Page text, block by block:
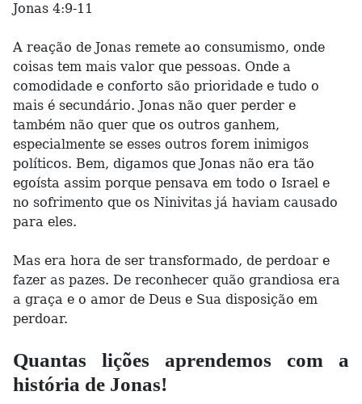
Jonas 4:9-11
A reação de Jonas remete ao consumismo, onde
coisas tem mais valor que pessoas. Onde a
comodidade e conforto são prioridade e tudo o
mais é secundário. Jonas não quer perder e
também não quer que os outros ganhem,
especialmente se esses outros forem inimigos
políticos. Bem, digamos que Jonas não era tão
egoísta assim porque pensava em todo o Israel e
no sofrimento que os Ninivitas já haviam causado
para eles.
Mas era hora de ser transformado, de perdoar e
fazer as pazes. De reconhecer quão grandiosa era
a graça e o amor de Deus e Sua disposição em
perdoar.
Quantas lições aprendemos com a
história de Jonas!